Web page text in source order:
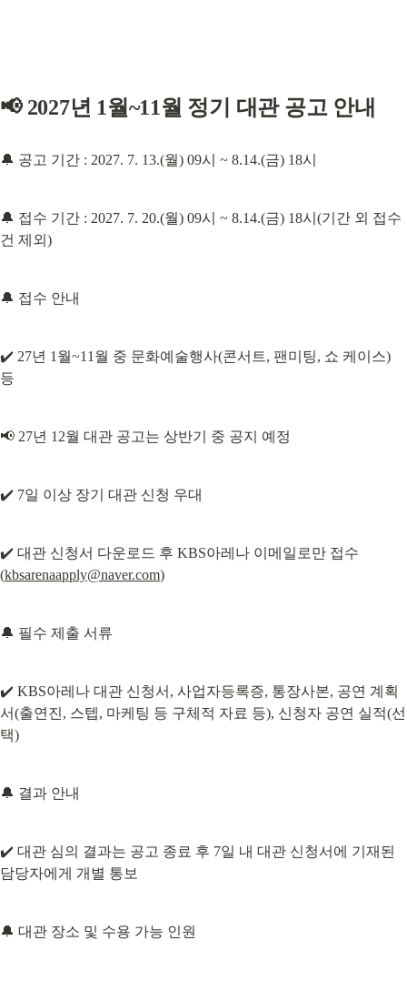
📢 2027년 1월~11월 정기 대관 공고 안내
🔔 공고 기간 : 2027. 7. 13.(월) 09시 ~ 8.14.(금) 18시
🔔 접수 기간 : 2027. 7. 20.(월) 09시 ~ 8.14.(금) 18시(기간 외 접수
건 제외)
🔔 접수 안내
✔️ 27년 1월~11월 중 문화예술행사(콘서트, 팬미팅, 쇼 케이스)
등
📢 27년 12월 대관 공고는 상반기 중 공지 예정
✔️ 7일 이상 장기 대관 신청 우대
✔️ 대관 신청서 다운로드 후 KBS아레나 이메일로만 접수
(kbsarenaapply@naver.com)
🔔 필수 제출 서류
✔️ KBS아레나 대관 신청서, 사업자등록증, 통장사본, 공연 계획
서(출연진, 스텝, 마케팅 등 구체적 자료 등), 신청자 공연 실적(선
택)
🔔 결과 안내
✔️ 대관 심의 결과는 공고 종료 후 7일 내 대관 신청서에 기재된
담당자에게 개별 통보
🔔 대관 장소 및 수용 가능 인원